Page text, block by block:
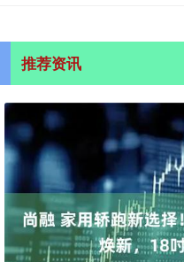
推荐资讯